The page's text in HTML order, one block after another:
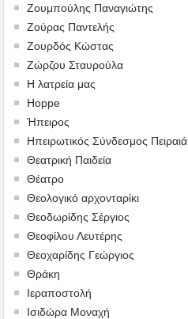
Ζουμπούλης Παναγιώτης
Ζούρας Παντελής
Ζουρδός Κώστας
Ζώρζου Σταυρούλα
Η λατρεία μας
Hoppe
Ήπειρος
Ηπειρωτικός Σύνδεσμος Πειραιά
Θεατρική Παιδεία
Θέατρο
Θεολογικό αρχονταρίκι
Θεοδωρίδης Σέργιος
Θεοφίλου Λευτέρης
Θεοχαρίδης Γεώργιος
Θράκη
Ιεραποστολή
Ισιδώρα Μοναχή